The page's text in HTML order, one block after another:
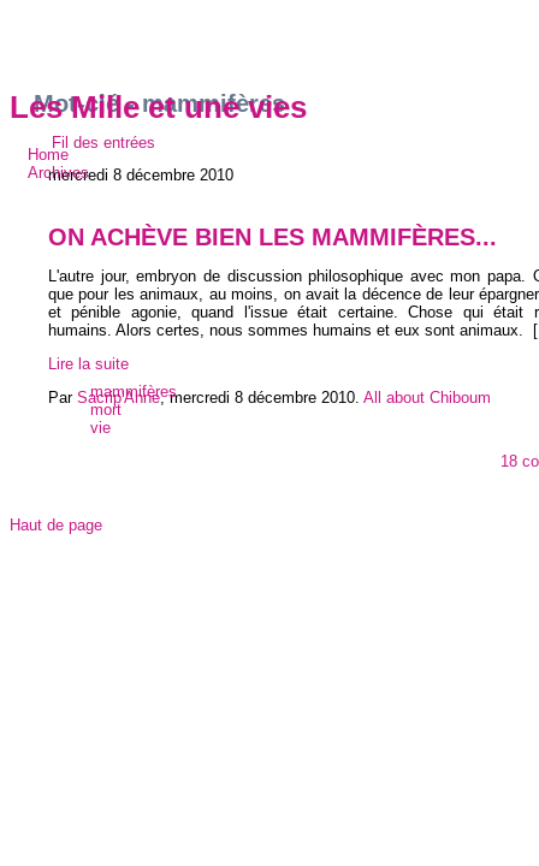
Les Mille et une vies
Home
Archives
Mot-clé - mammifères
Fil des entrées
mercredi 8 décembre 2010
ON ACHÈVE BIEN LES MAMMIFÈRES...
L'autre jour, embryon de discussion philosophique avec mon papa.
que pour les animaux, au moins, on avait la décence de leur
et pénible agonie, quand l'issue était certaine. Chose qui était
humains. Alors certes, nous sommes humains et eux sont animaux.
Lire la suite
Par Sacrip'Anne,mercredi 8 décembre 2010 All about Chiboum
mammifères
mort
vie
18
Haut de page